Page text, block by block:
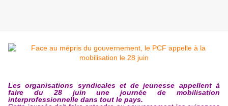
Les organisations syndicales et de jeunesse appellent à
faire du 28 juin une journée de mobilisation
interprofessionnelle dans tout le pays.